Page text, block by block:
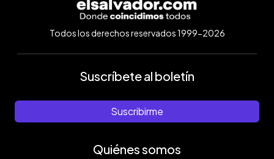
Todos los derechos reservados 1999-2026
Suscríbete al boletín
Suscribirme
Quiénes somos